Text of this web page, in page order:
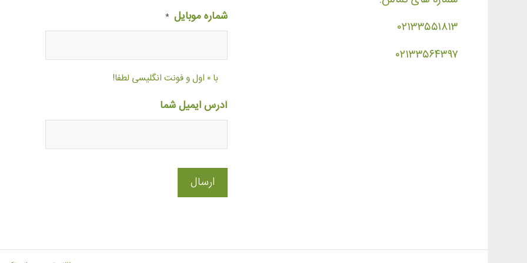
۰۲۱۳۳۵۵۱۸۱۳
۰۲۱۳۳۵۶۴۳۹۷
شماره موبایل *
با ۰ اول و فونت انگلیسی لطفا!
آدرس ایمیل شما